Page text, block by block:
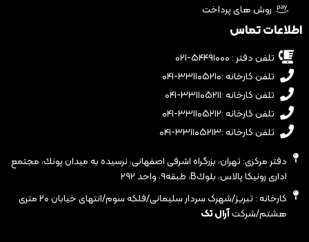
روش های پرداخت
اطلاعات تماس
تلفن دفتر : ۵۴۴۹۱۰۰۰-۰۲۱
تلفن کارخانه :۳۳۱۱۰۵۲۱۰-۰۴۱
تلفن کارخانه :۳۳۱۱۰۵۲۱۱-۰۴۱
تلفن کارخانه :۳۳۱۱۰۵۲۱۲-۰۴۱
تلفن کارخانه :۳۳۱۱۰۵۲۱۳-۰۴۱
دفتر مرکزی: تهران، بزرگراه اشرفى اصفهانى، نرسيده به ميدان پونك، مجتمع
ادارى رونيكا پالاس، بلوكB، طبقه٩، واحد ٢٩٢
کارخانه : تبریز/شهرک سردار سلیمانی/فلکه سوم/انتهای خیابان ۲۰ متری
هشتم/شرکتآرال تک